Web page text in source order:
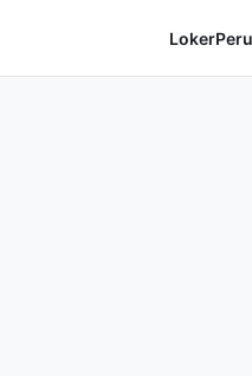
Loker